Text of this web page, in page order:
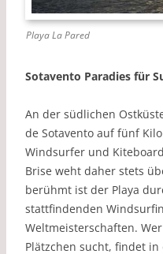
Playa La Pared
Sotavento Paradies für
An der südlichen
de Sotavento auf fünf
Windsurfer und
Brise weht daher stets
berühmt ist der Playa
stattfindenden
Weltmeisterschaften.
Plätzchen sucht, findet